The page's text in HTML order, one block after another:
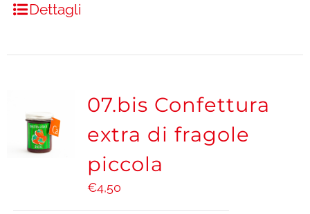
Dettagli
07.bis Confettura
extra di fragole
piccola
€4,50